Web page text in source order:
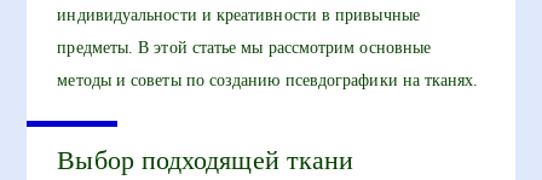
индивидуальности и креативности в привычные
предметы. В этой статье мы рассмотрим основные
методы и советы по созданию псевдографики на тканях.
Выбор подходящей ткани